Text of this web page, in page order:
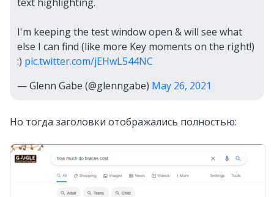
I'm keeping the test window open & will see what
else I can find (like more Key moments on the right!)
:) pic.twitter.com/jEHwL544NC
— Glenn Gabe (@glenngabe) May 26, 2021
Но тогда заголовки отображались полностью: